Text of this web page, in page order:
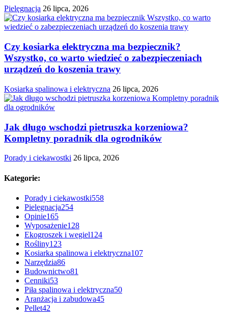
Pielęgnacja 26 lipca, 2026
Czy kosiarka elektryczna ma bezpiecznik?
Wszystko, co warto wiedzieć o zabezpieczeniach
urządzeń do koszenia trawy
Kosiarka spalinowa i elektryczna 26 lipca, 2026
Jak długo wschodzi pietruszka korzeniowa?
Kompletny poradnik dla ogrodników
Porady i ciekawostki 26 lipca, 2026
Kategorie:
Porady i ciekawostki558
Pielęgnacja254
Opinie165
Wyposażenie128
Ekogroszek i węgiel124
Rośliny123
Kosiarka spalinowa i elektryczna107
Narzędzia86
Budownictwo81
Cenniki53
Piła spalinowa i elektryczna50
Aranżacja i zabudowa45
Pellet42